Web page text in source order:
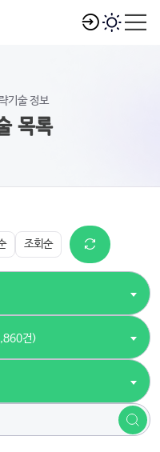
기술 정보
목록
조회순
건)